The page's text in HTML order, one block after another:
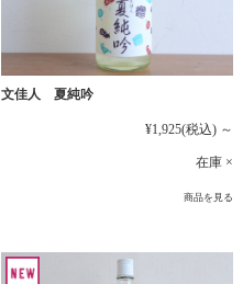
文佳人 夏純吟
¥1,925(税込) ～
在庫 ×
商品を見る